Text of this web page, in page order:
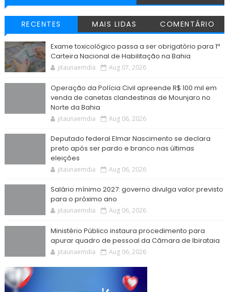
RECENTES MAIS LIDAS COMENTÁRIO
Exame toxicológico passa a ser obrigatório para 1ª
Carteira Nacional de Habilitação na Bahia
jitaunaemdia Aug 07, 2026
Operação da Polícia Civil apreende R$ 100 mil em
venda de canetas clandestinas de Mounjaro no
Norte da Bahia
jitaunaemdia Aug 06, 2026
Deputado federal Elmar Nascimento se declara
preto após ser pardo e branco nas últimas
eleições
jitaunaemdia Aug 06, 2026
Salário mínimo 2027: governo divulga valor previsto
para o próximo ano
jitaunaemdia Aug 06, 2026
Ministério Público instaura procedimento para
apurar quadro de pessoal da Câmara de Ibirataia
jitaunaemdia Aug 06, 2026